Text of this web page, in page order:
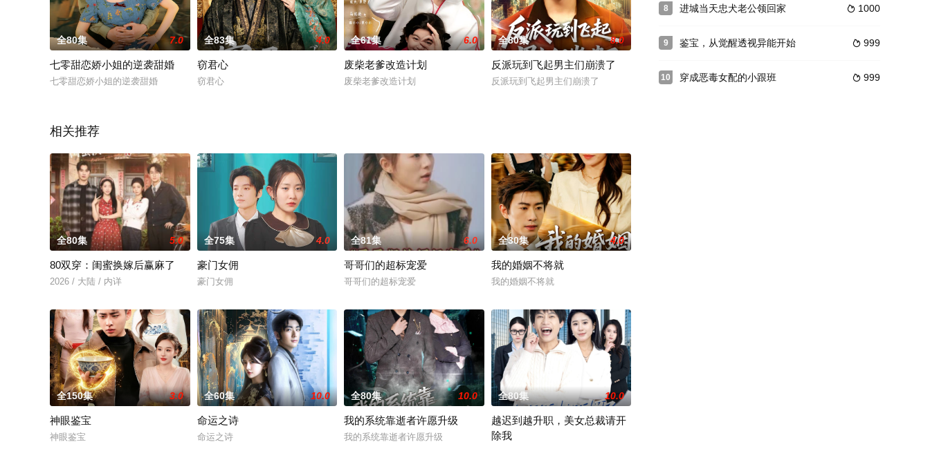
全80集 7.0
七零甜恋娇小姐的逆袭甜婚
七零甜恋娇小姐的逆袭甜婚
全83集 4.0
窃君心
窃君心
全61集 6.0
废柴老爹改造计划
废柴老爹改造计划
全80集 8.0
反派玩到飞起男主们崩溃了
反派玩到飞起男主们崩溃了
相关推荐
全80集 5.0
80双穿：闺蜜换嫁后赢麻了
2026 / 大陆 / 内详
全75集 4.0
豪门女佣
豪门女佣
全81集 6.0
哥哥们的超标宠爱
哥哥们的超标宠爱
全30集 4.0
我的婚姻不将就
我的婚姻不将就
全150集 3.0
神眼鉴宝
神眼鉴宝
全60集 10.0
命运之诗
命运之诗
全80集 10.0
我的系统靠逝者许愿升级
我的系统靠逝者许愿升级
全80集 10.0
越迟到越升职，美女总裁请开
除我
8  1000
进城当天忠犬老公领回家
9  999
鉴宝，从觉醒透视异能开始
10  999
穿成恶毒女配的小跟班